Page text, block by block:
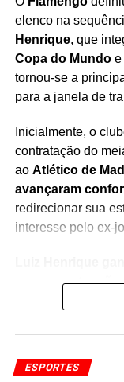
elenco na
Henrique, que
Copa do Mundoe
tornou-se a
para a janela de
Inicialmente, o
contratação do
ao Atlético de
avançaram
redirecionar sua
interesse pelo ex-
por suas
levou à Seleção
entre os principais
para reforçar o
ESPORTES